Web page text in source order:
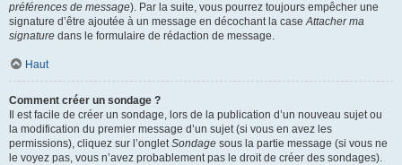
préférences de message). Par la suite, vous pourrez toujours empêcher une
signature d’être ajoutée à un message en décochant la caseAttacher ma
signature dans le formulaire de rédaction de message.
Haut
Comment créer un sondage ?
Il est facile de créer un sondage, lors de la publication d’un nouveau sujet ou
la modification du premier message d’un sujet (si vous en avez les
permissions), cliquez sur l’ongletSondage sous la partie message (si vous ne
le voyez pas, vous n’avez probablement pas le droit de créer des sondages).